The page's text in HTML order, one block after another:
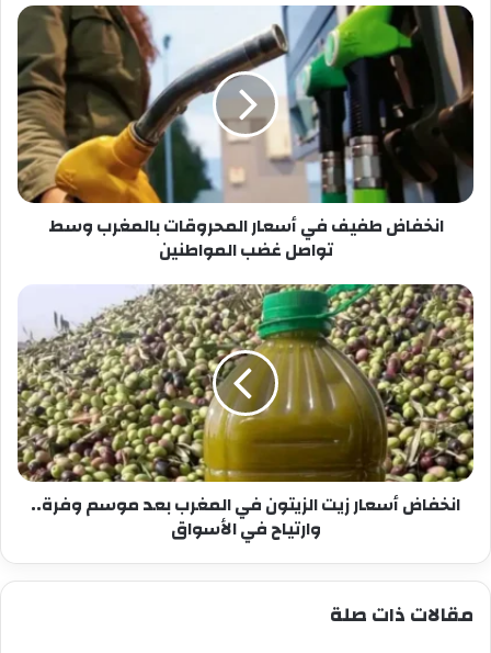
انخفاض
طفيف
في
أسعار
المحروقات
بالمغرب
وسط
تواصل
غضب
المواطنين
انخفاض طفيف في أسعار المحروقات بالمغرب وسط
تواصل غضب المواطنين
انخفاض
أسعار
زيت
الزيتون
في
المغرب
بعد
موسم
وفرة..
وارتياح
انخفاض أسعار زيت الزيتون في المغرب بعد موسم وفرة..
وارتياح في الأسواق
مقالات ذات صلة